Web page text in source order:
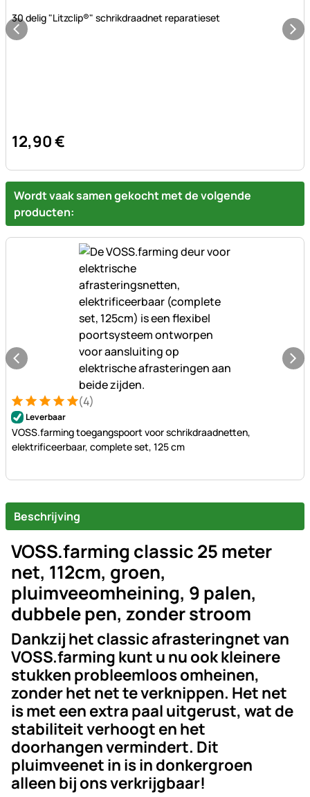
30 delig "Litzclip®" schrikdraadnet reparatieset
12,90€
Wordt vaak samen gekocht met de volgende
producten:
Beoordeling: 5 van 5 (4 beoordelingen)
4 Bewertungen
(4)
Leverbaar
VOSS.farming toegangspoort voor schrikdraadnetten,
elektrificeerbaar, complete set, 125 cm
Beschrijving
VOSS.farming classic 25 meter
net, 112cm, groen,
pluimveeomheining, 9 palen,
dubbele pen, zonder stroom
Dankzij het classic afrasteringnet van
VOSS.farming kunt u nu ook kleinere
stukken probleemloos omheinen,
zonder het net te verknippen. Het net
is met een extra paal uitgerust, wat de
stabiliteit verhoogt en het
doorhangen vermindert. Dit
pluimveenet in is in donkergroen
alleen bij ons verkrijgbaar!